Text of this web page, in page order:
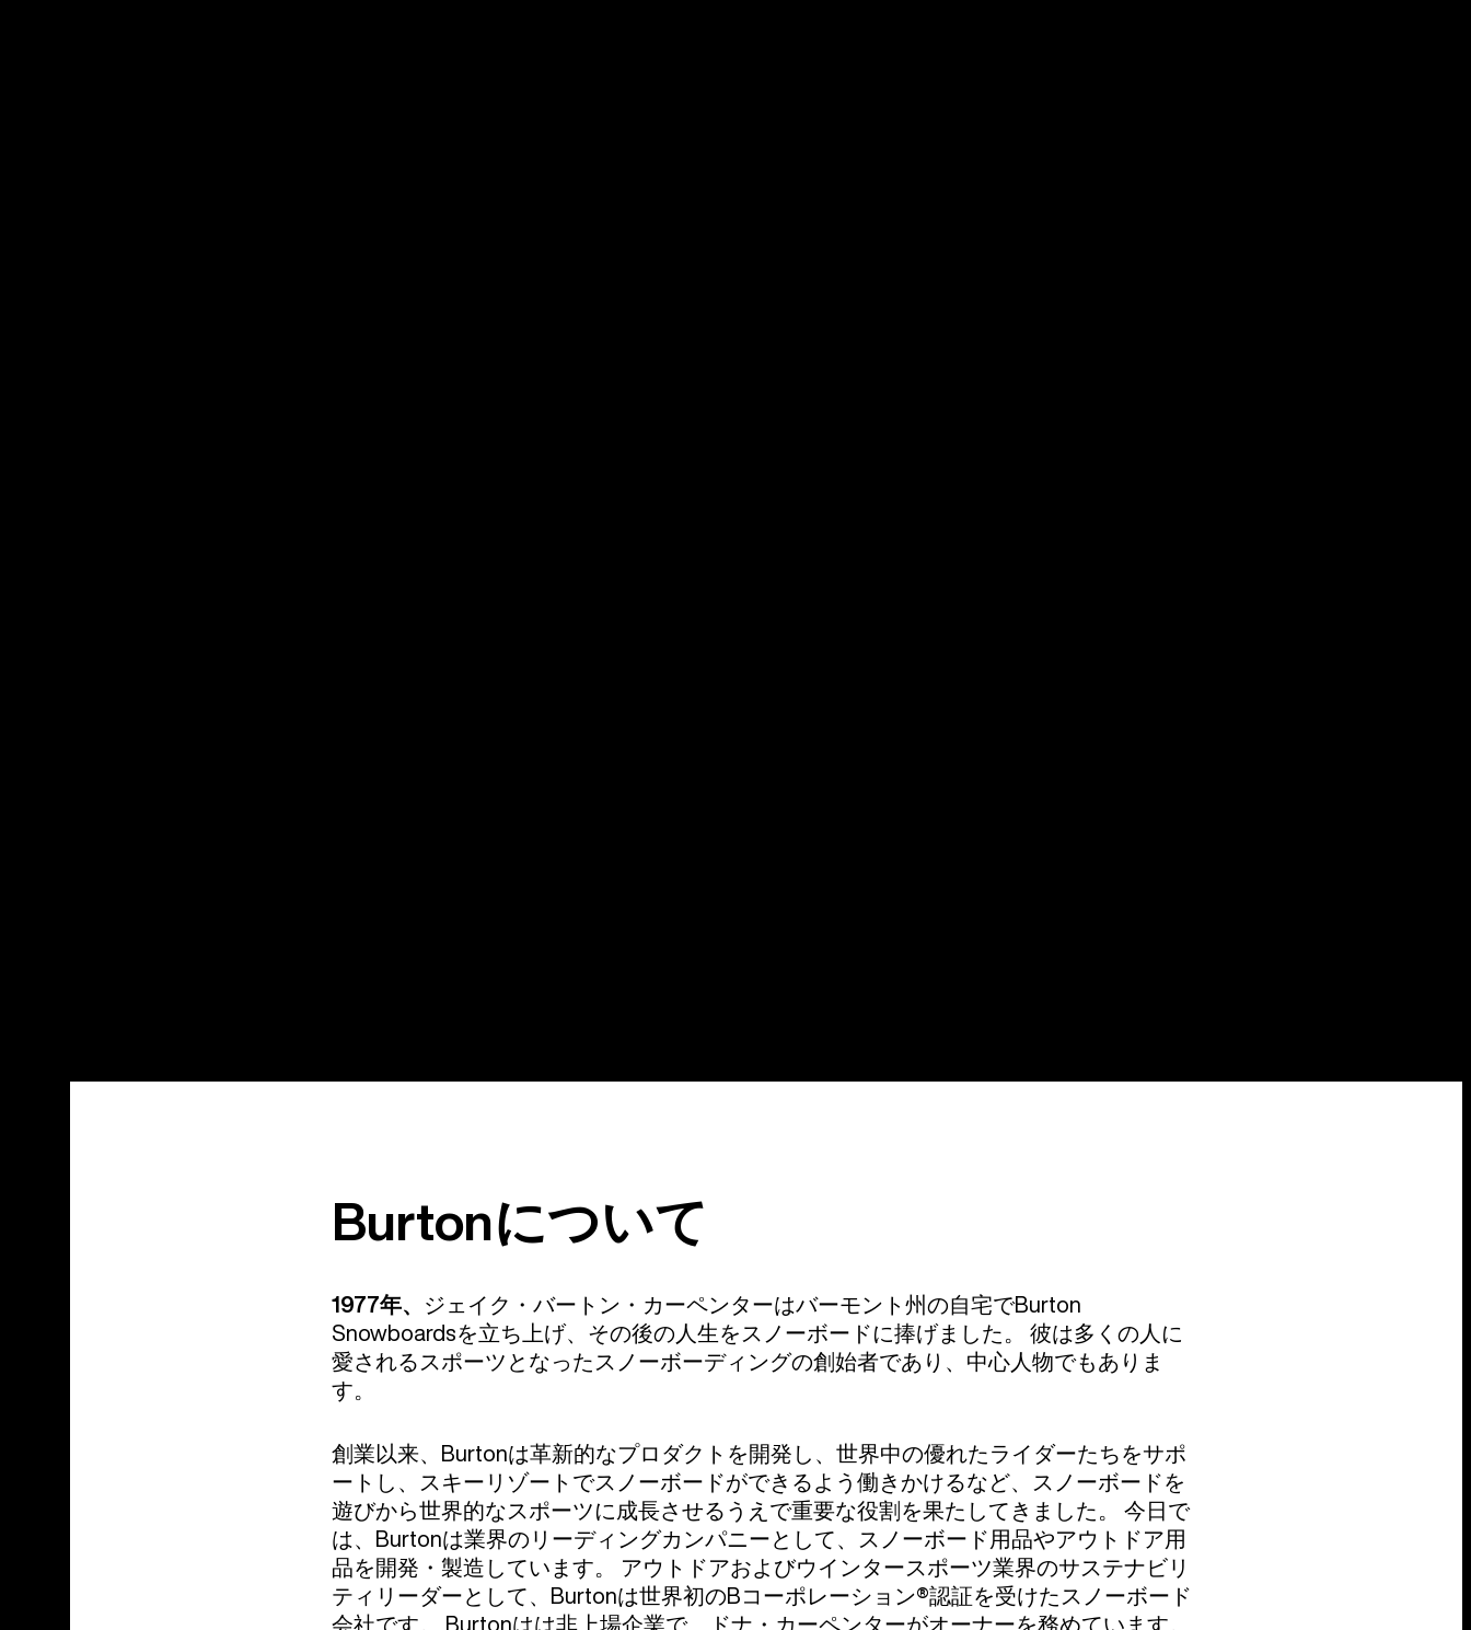
Burtonについて
1977年、
ジェイク・バートン・カーペンターはバーモント州の自宅でBurton
Snowboardsを立ち上げ、その後の人生をスノーボードに捧げました。 彼は多くの人に
愛されるスポーツとなったスノーボーディングの創始者であり、中心人物でもありま
す。
創業以来、Burtonは革新的なプロダクトを開発し、世界中の優れたライダーたちをサポ
ートし、スキーリゾートでスノーボードができるよう働きかけるなど、スノーボードを
遊びから世界的なスポーツに成長させるうえで重要な役割を果たしてきました。 今日で
は、Burtonは業界のリーディングカンパニーとして、スノーボード用品やアウトドア用
品を開発・製造しています。 アウトドアおよびウインタースポーツ業界のサステナビリ
ティリーダーとして、Burtonは世界初のBコーポレーション®認証を受けたスノーボード
会社です。 Burtonはは非上場企業で、ドナ・カーペンターがオーナーを務めています。